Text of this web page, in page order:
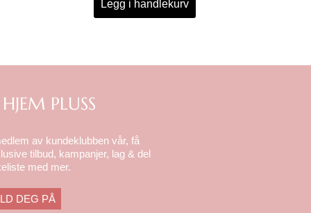
Legg i handlekurv
PLUSS
av kundeklubben vår, få
tilbud, kampanjer, lag & del
med mer.
DEG PÅ